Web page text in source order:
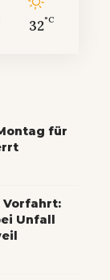
32°C
für
Vorfahrt:
Unfall